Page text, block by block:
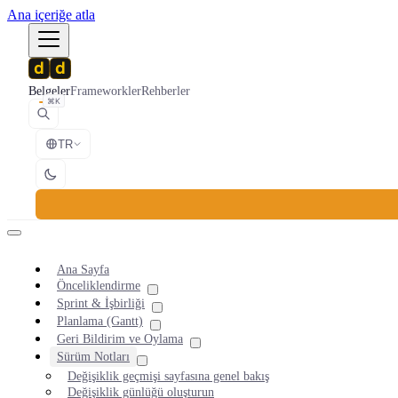
Ana içeriğe atla
BelgelerFrameworklerRehberler
⌘K
TR
Ana Sayfa
Önceliklendirme
Sprint & İşbirliği
Planlama (Gantt)
Geri Bildirim ve Oylama
Sürüm Notları
Değişiklik geçmişi sayfasına genel bakış
Değişiklik günlüğü oluşturun